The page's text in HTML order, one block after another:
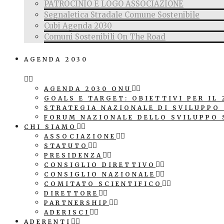
PATROCINIO E LOGO ASSOCIAZIONE
Segnaletica Stradale Comune Sostenibile
Cubi Agenda 2030
Comuni Sostenibili On The Road
AGENDA 2030
AGENDA 2030 ONU
GOALS E TARGET: OBIETTIVI PER IL
STRATEGIA NAZIONALE DI SVILUPPO
FORUM NAZIONALE DELLO SVILUPPO
CHI SIAMO
ASSOCIAZIONE
STATUTO
PRESIDENZA
CONSIGLIO DIRETTIVO
CONSIGLIO NAZIONALE
COMITATO SCIENTIFICO
DIRETTORE
PARTNERSHIP
ADERISCI
ADERENTI